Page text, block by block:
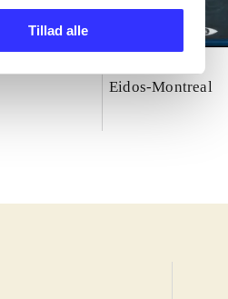
Tillad alle
Eidos-Montreal